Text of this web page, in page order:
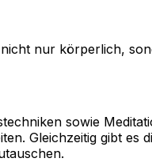
nur körperlich,
sowie
Gleichzeitig gibt es